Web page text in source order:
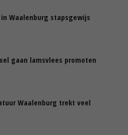
Waalenburg stapsgewijs
gaan lamsvlees promoten
Waalenburg trekt veel